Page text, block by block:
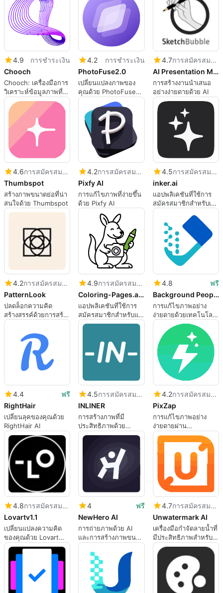
4.9
การชำระเงิน
Chooch
Chooch: เครื่องมือการ
วิเคราะห์ข้อมูลภาพที่มี
ประสิทธิภาพ
4.2
การชำระเงิน
PhotoFuse2.0
เปลี่ยนแปลงภาพของ
คุณด้วย PhotoFuse
2.0
4.7
การสมัครสมาชิก
AI Presentation Maker by SketchBubble
การสร้างงานนำเสนอ
อย่างง่ายดายด้วย AI
4.6
การสมัครสมาชิก
Thumbspot
สร้างภาพขนาดย่อที่น่า
สนใจด้วย Thumbspot
4.2
การสมัครสมาชิก
Pixfy AI
การแก้ไขภาพที่ง่ายขึ้น
ด้วย Pixfy AI
4.5
การสมัครสมาชิก
inker.ai
แอปพลิเคชันที่ใช้การ
สมัครสมาชิกสำหรับเว็บ
แอป โดย Mathilda
Palmiero.
4.2
การสมัครสมาชิก
PatternLook
ปลดล็อกความคิด
สร้างสรรค์ด้วยการสร้าง
ภาพด้วย AI
4.9
การสมัครสมาชิก
Coloring-Pages.app
แอปพลิเคชันที่ใช้การ
สมัครสมาชิกสำหรับแอ
ปเว็บ โดย Emma
4.8
ฟรี
Background People Remover by Magic Eraser
การแก้ไขภาพอย่าง
ง่ายดายด้วยเทคโนโลยี
AI
4.4
ฟรี
RightHair
เปลี่ยนลุคของคุณด้วย
RightHair AI
4.5
การสมัครสมาชิก
INLINER
การสร้างภาพที่มี
ประสิทธิภาพด้วย
INLINER
4.2
การสมัครสมาชิก
PixZap
การแก้ไขภาพอย่าง
ง่ายดายผ่าน
WhatsApp
4.8
การสมัครสมาชิก
Lovartv1.1
เปลี่ยนแปลงความคิด
ของคุณด้วย Lovart
v1.1
4
ฟรี
NewHero AI
การถ่ายภาพด้วย AI
และการสร้างภาพขนาด
ย่อ
4.7
การสมัครสมาชิก
Unwatermark AI
เครื่องมือกำจัดลายน้ำที่
มีประสิทธิภาพสำหรับ
ภาพและวิดีโอ